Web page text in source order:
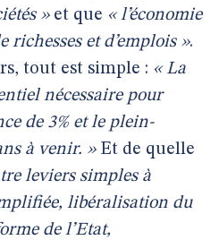
» et que « l’économie
richesses et d’emplois ».
tout est simple : « La
nécessaire pour
de 3% et le plein-
à venir. » Et de quelle
leviers simples à
libéralisation du
de l’Etat,